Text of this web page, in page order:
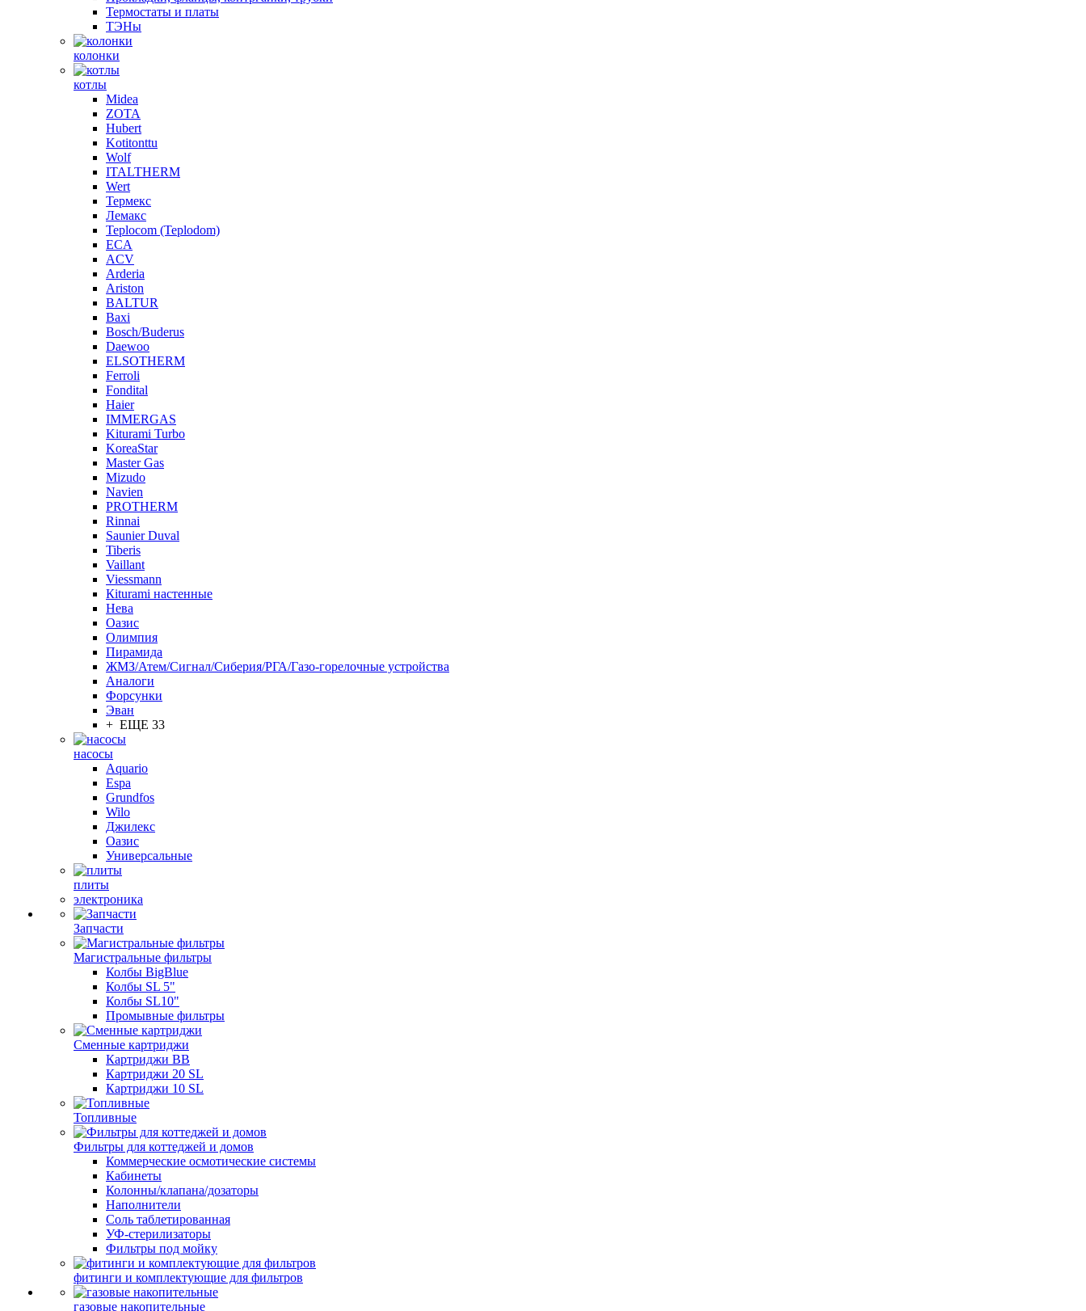
Термостаты и платы
ТЭНы
колонки
котлы
Midea
ZOTA
Hubert
Kotitonttu
Wolf
ITALTHERM
Wert
Термекс
Лемакс
Teplocom (Teplodom)
ECA
ACV
Arderia
Ariston
BALTUR
Baxi
Bosch/Buderus
Daewoo
ELSOTHERM
Ferroli
Fondital
Haier
IMMERGAS
Kiturami Turbo
KoreaStar
Master Gas
Mizudo
Navien
PROTHERM
Rinnai
Saunier Duval
Tiberis
Vaillant
Viessmann
Кiturami настенные
Нева
Оазис
Олимпия
Пирамида
ЖМЗ/Атем/Сигнал/Сиберия/РГА/Газо-горелочные устройства
Aналоги
Форсунки
Эван
+ ЕЩЕ 33
насосы
Aquario
Espa
Grundfos
Wilo
Джилекс
Оазис
Универсальные
плиты
электроника
Запчасти
Магистральные фильтры
Колбы BigBlue
Колбы SL 5"
Колбы SL10"
Промывные фильтры
Сменные картриджи
Картриджи BB
Картриджи 20 SL
Картриджи 10 SL
Топливные
Фильтры для коттеджей и домов
Коммерческие осмотические системы
Кабинеты
Колонны/клапана/дозаторы
Наполнители
Соль таблетированная
УФ-стерилизаторы
Фильтры под мойку
фитинги и комплектующие для фильтров
газовые накопительные